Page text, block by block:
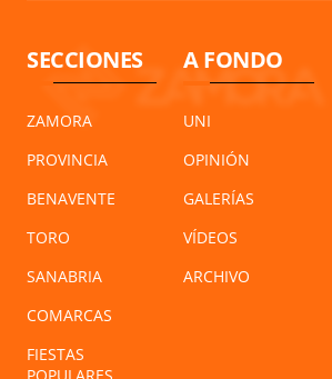
SECCIONES
ZAMORA
PROVINCIA
BENAVENTE
TORO
SANABRIA
COMARCAS
FIESTAS
A FONDO
UNI
OPINIÓN
GALERÍAS
VÍDEOS
ARCHIVO